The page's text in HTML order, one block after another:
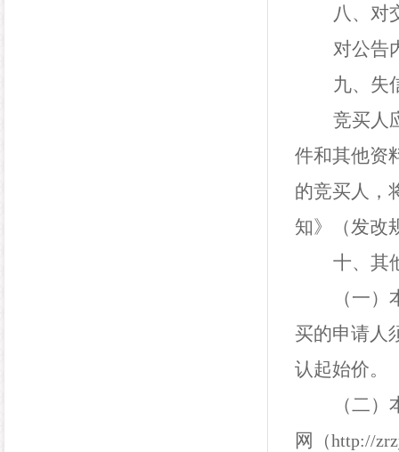
八、对
对公告
九、失
竞买人
件和其他资
的竞买人，
知》（发改
十、其
（一）
买的申请人
认起始价。
（二）
网
（http://